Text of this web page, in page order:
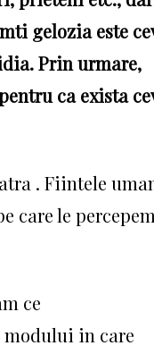
gelozia este
Prin urmare,
ca exista
. Fiintele
care le percepem
ce
modului in care